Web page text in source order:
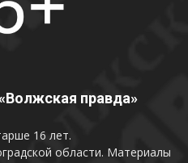
правда»
16 лет.
области. Материалы